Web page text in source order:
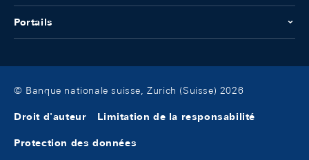
Portails
© Banque nationale suisse, Zurich (Suisse) 2026
Droit d'auteur Limitation de la responsabilité
Protection des données